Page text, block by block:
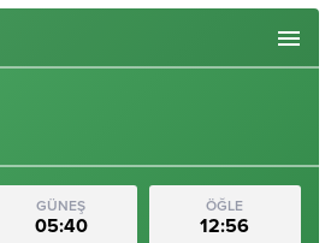
GÜNEŞ
05:40
ÖĞLE
12:56